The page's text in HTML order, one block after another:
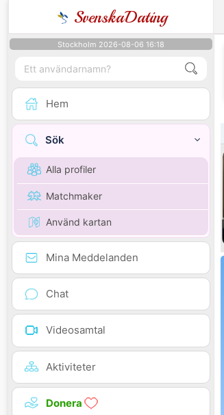
SvenskaDating
Stockholm 2026-08-06 16:18
Hem
Sök
Alla profiler
Matchmaker
Använd kartan
Mina Meddelanden
Chat
Videosamtal
Aktiviteter
Donera